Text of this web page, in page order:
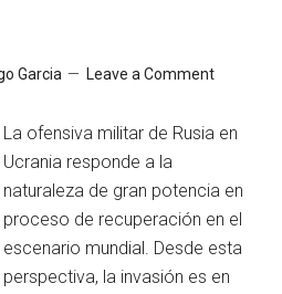
Garcia Leave a Comment
La ofensiva militar de Rusia en
Ucrania responde a la
naturaleza de gran potencia en
proceso de recuperación en el
escenario mundial. Desde esta
perspectiva, la invasión es en